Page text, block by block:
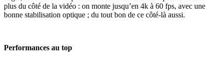
plus du côté de la vidéo : on monte jusqu’en 4k à 60 fps, avec une
bonne stabilisation optique ; du tout bon de ce côté-là aussi.
Performances au top